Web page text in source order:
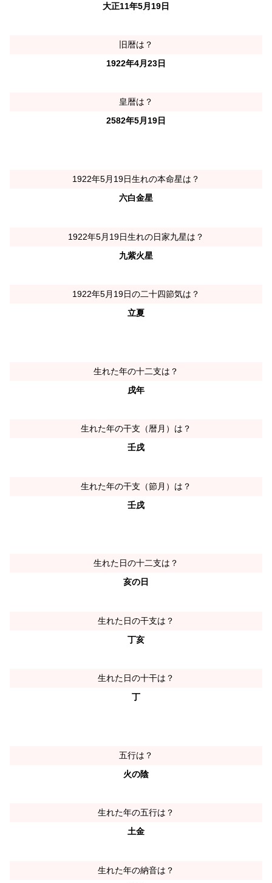
大正11年5月19日
旧暦は？
1922年4月23日
皇暦は？
2582年5月19日
1922年5月19日生れの本命星は？
六白金星
1922年5月19日生れの日家九星は？
九紫火星
1922年5月19日の二十四節気は？
立夏
生れた年の十二支は？
戌年
生れた年の干支（暦月）は？
壬戌
生れた年の干支（節月）は？
壬戌
生れた日の十二支は？
亥の日
生れた日の干支は？
丁亥
生れた日の十干は？
丁
五行は？
火の陰
生れた年の五行は？
土金
生れた年の納音は？